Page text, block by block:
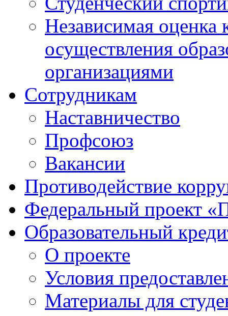
Независимая оценка
осуществления
организациями
Сотрудникам
Наставничество
Профсоюз
Вакансии
Противодействие
Федеральный проект
Образовательный
О проекте
Условия
Материалы для